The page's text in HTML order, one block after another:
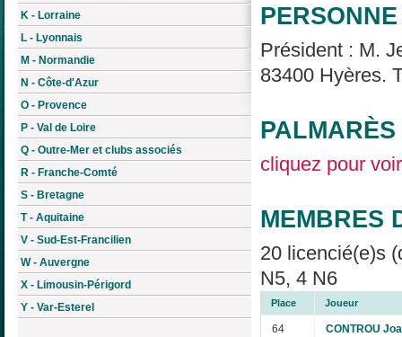
K - Lorraine
L - Lyonnais
M - Normandie
N - Côte-d'Azur
O - Provence
P - Val de Loire
Q - Outre-Mer et clubs associés
R - Franche-Comté
S - Bretagne
T - Aquitaine
V - Sud-Est-Francilien
W - Auvergne
X - Limousin-Périgord
Y - Var-Esterel
Président : M.
83400 Hyères.
cliquez pour
MEMBRES
20 licencié(e)s
N5, 4 N6
Place Joueur
64 CONTROU